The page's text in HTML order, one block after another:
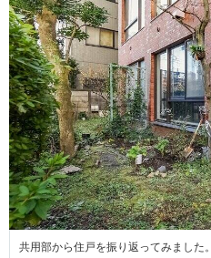
共用部から住戸を振り返ってみました